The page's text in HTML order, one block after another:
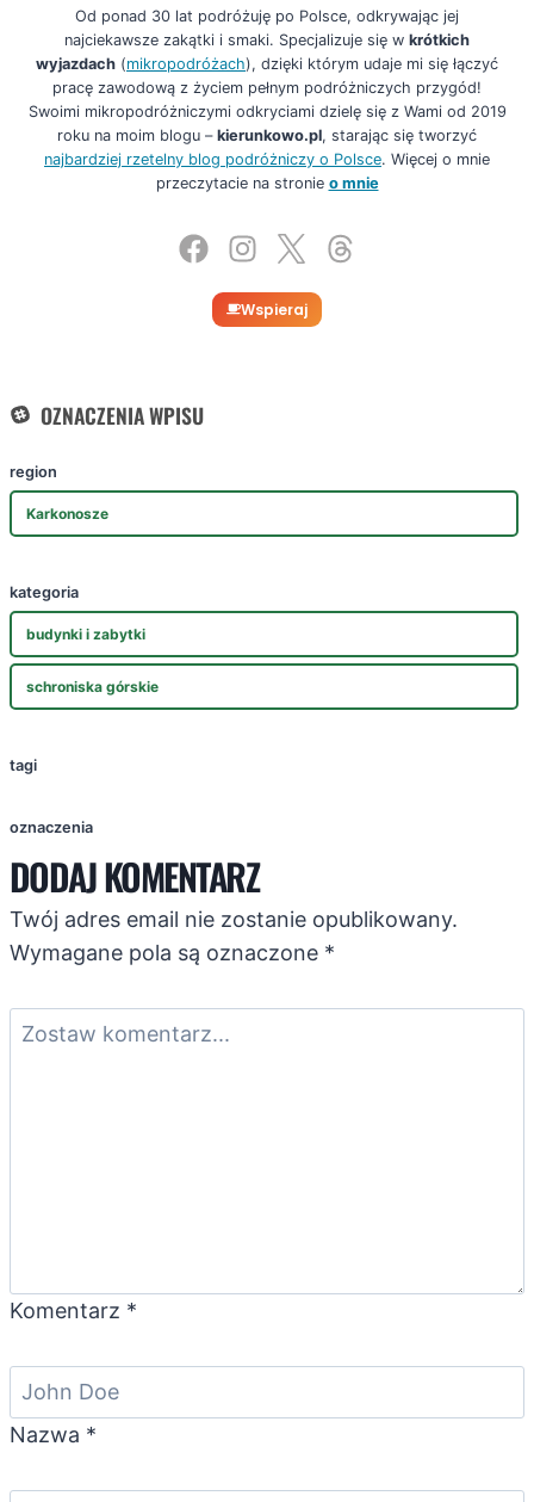
Od ponad 30 lat podróżuję po Polsce, odkrywając jej
najciekawsze zakątki i smaki. Specjalizuje się w krótkich
wyjazdach (mikropodróżach), dzięki którym udaje mi się łączyć
pracę zawodową z życiem pełnym podróżniczych przygód!
Swoimi mikropodróżniczymi odkryciami dzielę się z Wami od 2019
roku na moim blogu – kierunkowo.pl, starając się tworzyć
najbardziej rzetelny blog podróżniczy o Polsce. Więcej o mnie
przeczytacie na stronie o mnie
Wspieraj
OZNACZENIA WPISU
region
Karkonosze
kategoria
budynki i zabytki
schroniska górskie
tagi
oznaczenia
DODAJ KOMENTARZ
Twój adres email nie zostanie opublikowany.
Wymagane pola są oznaczone *
Komentarz *
Nazwa *